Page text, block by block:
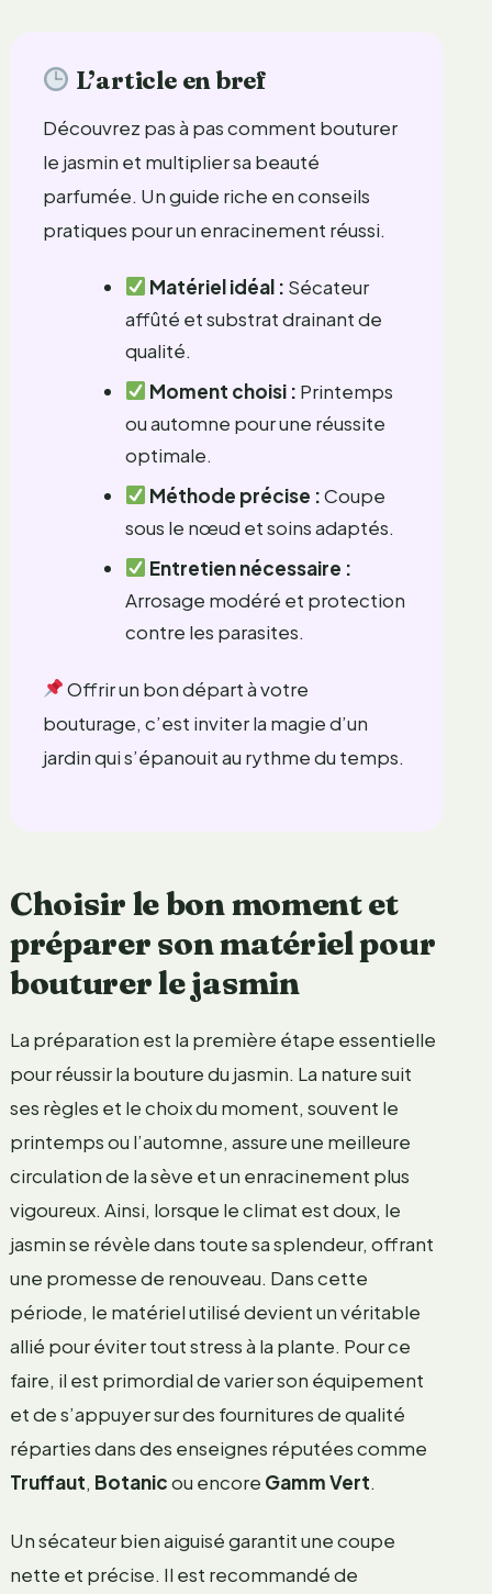
L’article en bref
Découvrez pas à pas comment bouturer
le jasmin et multiplier sa beauté
parfumée. Un guide riche en conseils
pratiques pour un enracinement réussi.
Matériel idéal : Sécateur
affûté et substrat drainant de
qualité.
Moment choisi : Printemps
ou automne pour une réussite
optimale.
Méthode précise :Coupe
sous le nœud et soins adaptés.
Entretien nécessaire :
Arrosage modéré et protection
contre les parasites.
Offrir un bon départ à votre
bouturage, c’est inviter la magie d’un
jardin qui s’épanouit au rythme du temps.
Choisir le bon moment et
préparer son matériel pour
bouturer le jasmin
La préparation est la première étape essentielle
pour réussir la bouture du jasmin. La nature suit
ses règles et le choix du moment, souvent le
printemps ou l’automne, assure une meilleure
circulation de la sève et un enracinement plus
vigoureux. Ainsi, lorsque le climat est doux, le
jasmin se révèle dans toute sa splendeur, offrant
une promesse de renouveau. Dans cette
période, le matériel utilisé devient un véritable
allié pour éviter tout stress à la plante. Pour ce
faire, il est primordial de varier son équipement
et de s’appuyer sur des fournitures de qualité
réparties dans des enseignes réputées comme
Truffaut, Botanicou encore Gamm Vert.
Un sécateur bien aiguisé garantit une coupe
nette et précise. Il est recommandé de